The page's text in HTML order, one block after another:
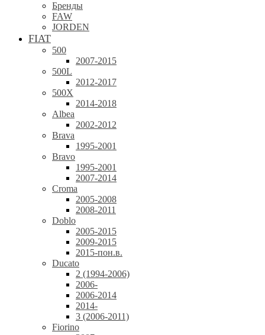
Бренды
FAW
JORDEN
FIAT
500
2007-2015
500L
2012-2017
500X
2014-2018
Albea
2002-2012
Brava
1995-2001
Bravo
1995-2001
2007-2014
Croma
2005-2008
2008-2011
Doblo
2005-2015
2009-2015
2015-пон.в.
Ducato
2 (1994-2006)
2006-
2006-2014
2014-
3 (2006-2011)
Fiorino